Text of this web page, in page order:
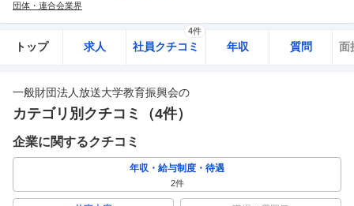
団体・連合会業界
トップ 求人 社員クチコミ
4件
年収 質問 面
一般財団法人放送大学教育振興会の
カテゴリ別クチコミ（4件）
企業に関するクチコミ
年収・給与制度・待遇
2件